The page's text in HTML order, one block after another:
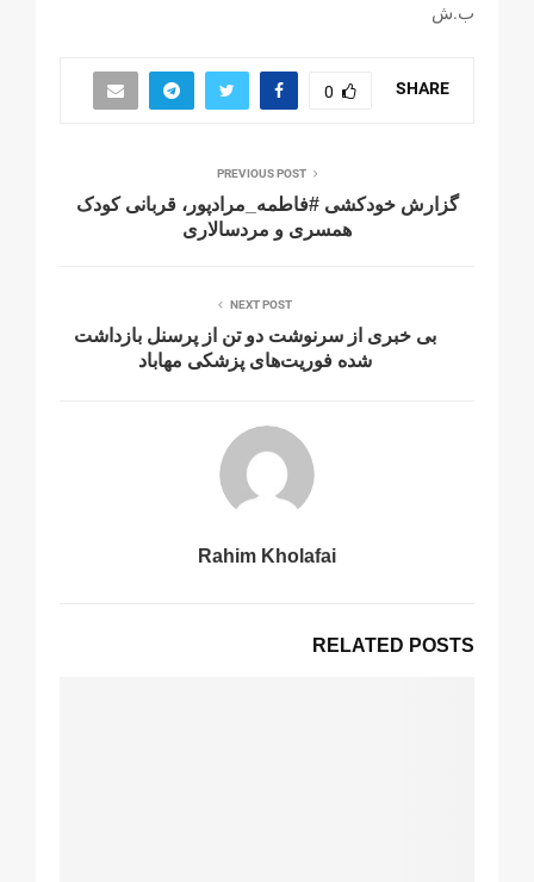
ب.ش
SHARE
0
PREVIOUS POST
گزارش خودکشی #فاطمه_مرادپور، قربانی کودک
همسری و مردسالاری
NEXT POST
بی خبری از سرنوشت دو تن از پرسنل بازداشت
شده فوریت‌های پزشکی مهاباد
Rahim Kholafai
RELATED POSTS